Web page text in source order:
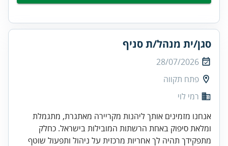
סגן/ית מנהל/ת סניף
28/07/2026
פתח תקווה
רמי לוי
אנחנו מזמינים אותך ליהנות מקריירה מאתגרת, מתגמלת
ומלאת סיפוק באחת הרשתות המובילות בישראל. כחלק
מתפקידך תהיה לך אחריות מרכזית על ניהול ותפעול שוטף